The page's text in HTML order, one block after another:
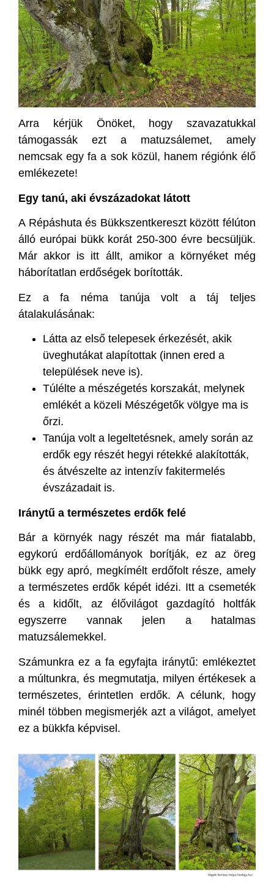
Arra kérjük Önöket, hogy szavazatukkal
támogassák ezt a matuzsálemet, amely
nemcsak egy fa a sok közül, hanem régiónk élő
emlékezete!
Egy tanú, aki évszázadokat látott
A Répáshuta és Bükkszentkereszt között félúton
álló európai bükk korát 250-300 évre becsüljük.
Már akkor is itt állt, amikor a környéket még
háborítatlan erdőségek borították.
Ez a fa néma tanúja volt a táj teljes
átalakulásának:
Látta az első telepesek érkezését, akik
üveghutákat alapítottak (innen ered a
települések neve is).
Túlélte a mészégetés korszakát, melynek
emlékét a közeli Mészégetők völgye ma is
őrzi.
Tanúja volt a legeltetésnek, amely során az
erdők egy részét hegyi rétekké alakították,
és átvészelte az intenzív fakitermelés
évszázadait is.
Iránytű a természetes erdők felé
Bár a környék nagy részét ma már fiatalabb,
egykorú erdőállományok borítják, ez az öreg
bükk egy apró, megkímélt erdőfolt része, amely
a természetes erdők képét idézi. Itt a csemeték
és a kidőlt, az élővilágot gazdagító holtfák
egyszerre vannak jelen a hatalmas
matuzsálemekkel.
Számunkra ez a fa egyfajta iránytű: emlékeztet
a múltunkra, és megmutatja, milyen értékesek a
természetes, érintetlen erdők. A célunk, hogy
minél többen megismerjék azt a világot, amelyet
ez a bükkfa képvisel.